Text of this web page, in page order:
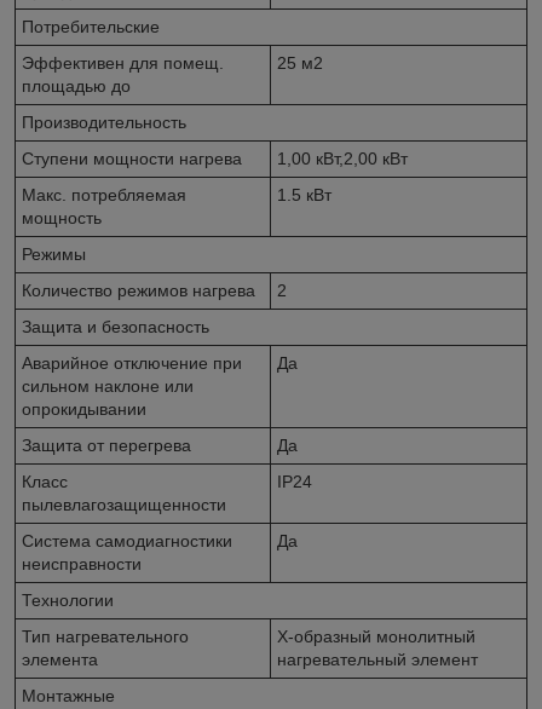
Потребительские
Эффективен для помещ.
площадью до
25 м2
Производительность
Ступени мощности нагрева
1,00 кВт,2,00 кВт
Макс. потребляемая
мощность
1.5 кВт
Режимы
Количество режимов нагрева
2
Защита и безопасность
Аварийное отключение при
сильном наклоне или
опрокидывании
Да
Защита от перегрева
Да
Класс
пылевлагозащищенности
IP24
Система самодиагностики
неисправности
Да
Технологии
Тип нагревательного
элемента
Х-образный монолитный
нагревательный элемент
Монтажные